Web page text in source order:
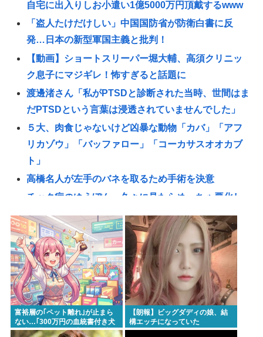
自宅に出入りしお小遣い1億5000万円頂戴するwww
「盗人たけだけしい」中国国防省が防衛白書に反
発…日本の新型軍国主義と批判！
【動画】ショートスリーパー堀大輔、高須クリニッ
ク息子にマジギレ！怖すぎると話題に
渡邊渚さん「私がPTSDと診断された当時、世間はま
だPTSDという言葉は浸透されていませんでした」
５大、肉食じゃないけど凶暴な動物「カバ」「アフ
リカゾウ」「バッファロー」「コーカサスオオカブ
ト」
高橋名人が左手のバネを取るため手術を決意
チック症のゆうぽん、久々に見たらめっちゃ悪化し
てた…
一度でも"精神疾患"になったらお終い。壊れた脳を
元通りにする医療技術は無い。
【保守層ばかりを忖度】高市首相 内閣支持率減少、
女性天皇容認が増加…識者に聞く「民意無視」の代
償
高市首相がマッサージを受ける 就任後初
富裕層の｢ペット離れ｣が止まら
ない…｢300万円の血統書付き犬
は時代遅れ｣という真のお金持ち
【朗報】ビッグダディの娘、結
構エッチになっていた